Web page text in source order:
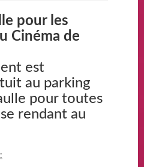
pour les
Cinéma de
est
au parking
pour toutes
rendant au